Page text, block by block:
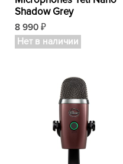
Shadow Grey
8 990 ₽
Нет в наличии